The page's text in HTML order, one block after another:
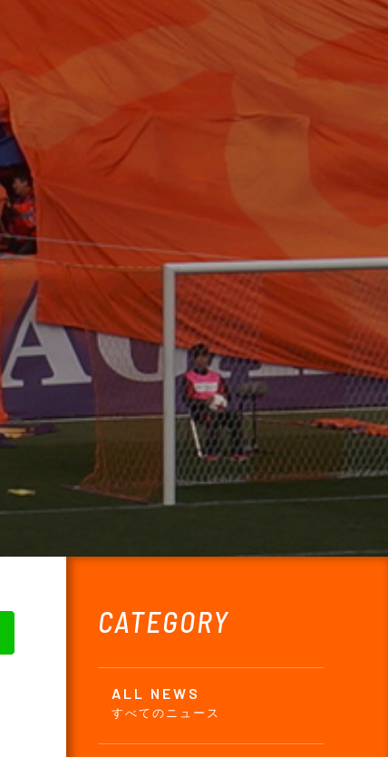
CATEGORY
ALL NEWS
すべてのニュース